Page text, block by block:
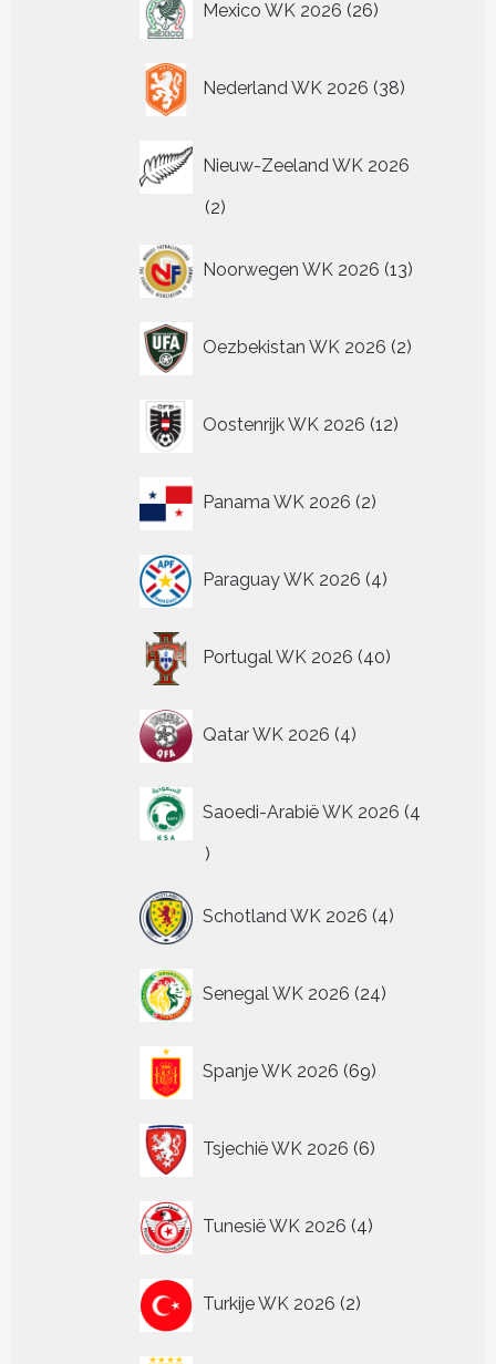
Mexico WK 2026 26
producten
Nederland WK 2026 38
producten
Nieuw-Zeeland WK 2026
22
Noorwegen WK 2026 13
producten
Oezbekistan WK 2026 2
producten
Oostenrijk WK 2026 12
producten
Panama WK 2026 2
producten
Paraguay WK 2026 4
producten
Portugal WK 2026 40
producten
Qatar WK 2026 4
producten
Saoedi-Arabië WK 2026 4
4
Schotland WK 2026 4
producten
Senegal WK 2026 24
producten
Spanje WK 2026 69
producten
Tsjechië WK 2026 6
producten
Tunesië WK 2026 4
producten
Turkije WK 2026 2
producten